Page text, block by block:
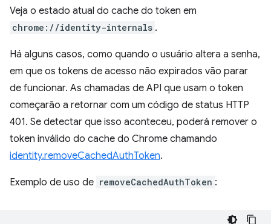
Veja o estado atual do cache do token em
chrome://identity-internals .
Há alguns casos, como quando o usuário altera a senha,
em que os tokens de acesso não expirados vão parar
de funcionar. As chamadas de API que usam o token
começarão a retornar com um código de status HTTP
401. Se detectar que isso aconteceu, poderá remover o
token inválido do cache do Chrome chamando
identity.removeCachedAuthToken.
Exemplo de uso de removeCachedAuthToken :